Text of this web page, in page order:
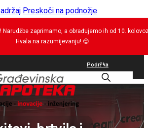
Preskoči na podnožje
Narudžbe zaprimamo, a obrađujemo ih od 10.
Hvala na razumijevanju! 😊
Podrška